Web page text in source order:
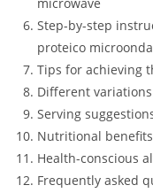
Step-by-step
proteico
Tips for achieving
Different
Serving
Nutritional
Health-conscious
Frequently asked